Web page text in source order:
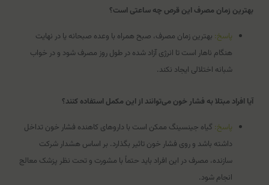
بهترین زمان مصرف این قرص چه ساعتی است؟
پاسخ: بهترین زمان مصرف، صبح همراه با وعده صبحانه یا در نهایت
هنگام ناهار است تا انرژی آزاد شده در طول روز مصرف شود و در خواب
شبانه اختلالی ایجاد نکند.
آیا افراد مبتلا به فشار خون می‌توانند از این مکمل استفاده کنند؟
پاسخ: گیاه جینسینگ ممکن است با داروهای کاهنده فشار خون تداخل
داشته باشد و روی فشار خون تاثیر بگذارد. بر اساس هشدار شرکت
سازنده، مصرف در این افراد باید حتماً با مشورت و تحت نظر پزشک معالج
انجام شود.